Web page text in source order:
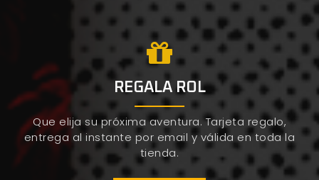
REGALA ROL
Que elija su próxima aventura. Tarjeta regalo,
entrega al instante por email y válida en toda la
tienda.